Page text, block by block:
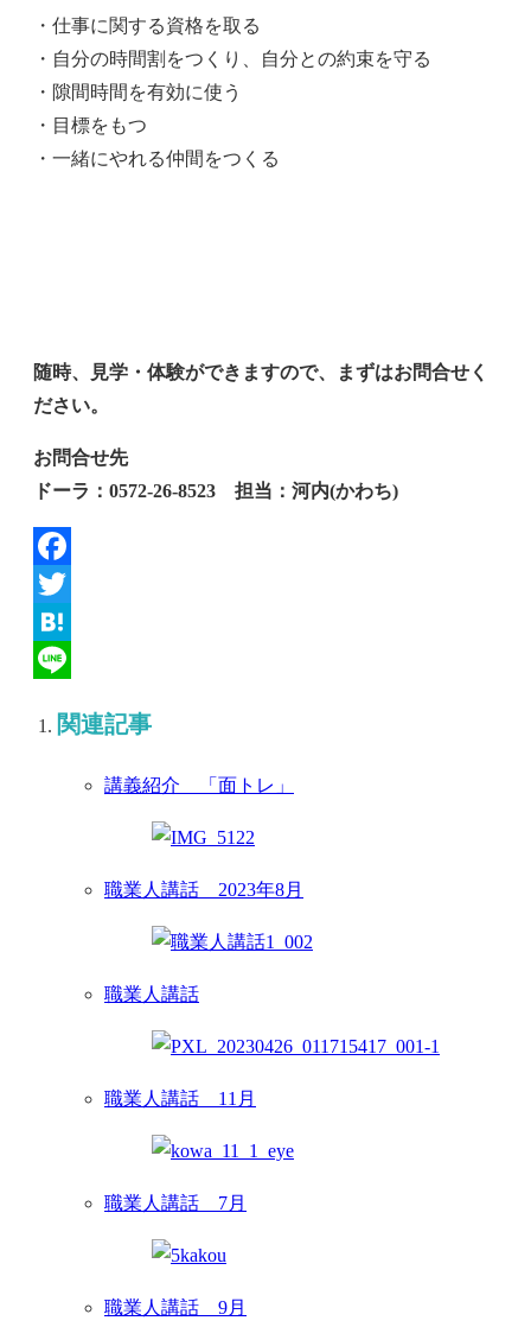
・仕事に関する資格を取る
・自分の時間割をつくり、自分との約束を守る
・隙間時間を有効に使う
・目標をもつ
・一緒にやれる仲間をつくる
随時、見学・体験ができますので、まずはお問合せく
ださい。
お問合せ先
ドーラ：0572‐26‐8523 担当：河内(かわち)
Facebook
Twitter
Hatena
関連記事
講義紹介 「面トレ」
職業人講話 2023年8月
職業人講話
職業人講話 11月
職業人講話 7月
職業人講話 9月